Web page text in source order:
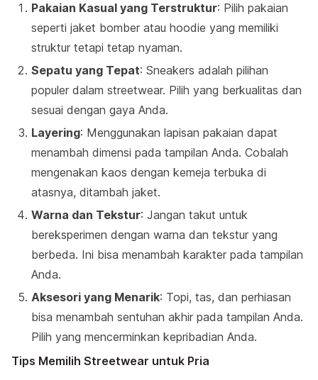
Pakaian Kasual yang Terstruktur: Pilih pakaian
seperti jaket bomber atau hoodie yang memiliki
struktur tetapi tetap nyaman.
Sepatu yang Tepat: Sneakers adalah pilihan
populer dalam streetwear. Pilih yang berkualitas dan
sesuai dengan gaya Anda.
Layering: Menggunakan lapisan pakaian dapat
menambah dimensi pada tampilan Anda. Cobalah
mengenakan kaos dengan kemeja terbuka di
atasnya, ditambah jaket.
Warna dan Tekstur: Jangan takut untuk
bereksperimen dengan warna dan tekstur yang
berbeda. Ini bisa menambah karakter pada tampilan
Anda.
Aksesori yang Menarik: Topi, tas, dan perhiasan
bisa menambah sentuhan akhir pada tampilan Anda.
Pilih yang mencerminkan kepribadian Anda.
Tips Memilih Streetwear untuk Pria